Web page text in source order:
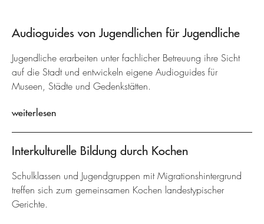
Audioguides von Jugendlichen für Jugendliche
Jugendliche erarbeiten unter fachlicher Betreuung ihre Sicht
auf die Stadt und entwickeln eigene Audioguides für
Museen, Städte und Gedenkstätten.
weiterlesen
Interkulturelle Bildung durch Kochen
Schulklassen und Jugendgruppen mit Migrationshintergrund
treffen sich zum gemeinsamen Kochen landestypischer
Gerichte.